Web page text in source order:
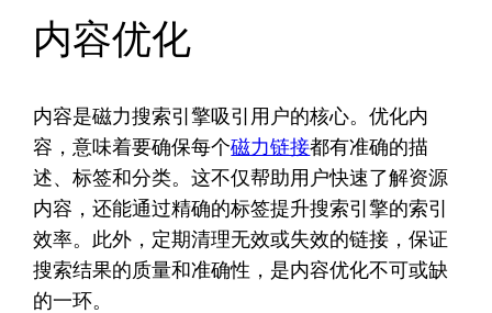
内容优化
内容是磁力搜索引擎吸引用户的核心。优化内
容，意味着要确保每个磁力链接都有准确的描
述、标签和分类。这不仅帮助用户快速了解资源
内容，还能通过精确的标签提升搜索引擎的索引
效率。此外，定期清理无效或失效的链接，保证
搜索结果的质量和准确性，是内容优化不可或缺
的一环。